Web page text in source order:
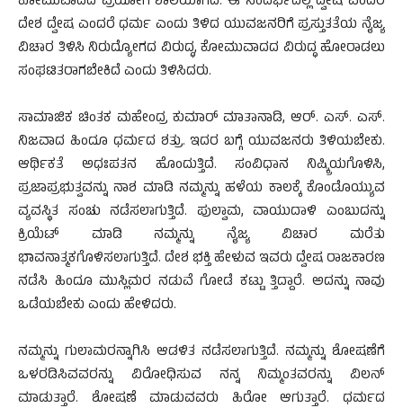
ದೇಶ ದ್ವೇಷ ಎಂದರೆ ಧರ್ಮ ಎಂದು ತಿಳಿದ ಯುವಜನರಿಗೆ ಪ್ರಸ್ತುತತೆಯ ನೈಜ್ಯ
ವಿಚಾರ ತಿಳಿಸಿ ನಿರುದ್ಯೋಗದ ವಿರುದ್ಧ, ಕೋಮುವಾದದ ವಿರುದ್ಧ ಹೋರಾಡಲು
ಸಂಘಟಿತರಾಗಬೇಕಿದೆ ಎಂದು ತಿಳಿಸಿದರು.
ಸಾಮಾಜಿಕ ಚಿಂತಕ ಮಹೇಂದ್ರ ಕುಮಾರ್ ಮಾತಾನಾಡಿ, ಆರ್. ಎಸ್. ಎಸ್.
ನಿಜವಾದ ಹಿಂದೂ ಧರ್ಮದ ಶತ್ರು. ಇದರ ಬಗ್ಗೆ ಯುವಜನರು ತಿಳಿಯಬೇಕು.
ಆರ್ಥಿಕತೆ ಅಧಃಪತನ ಹೊಂದುತ್ತಿದೆ. ಸಂವಿಧಾನ ನಿಷ್ಕ್ರಿಯಗೊಳಿಸಿ,
ಪ್ರಜಾಪ್ರಭುತ್ವವನ್ನು ನಾಶ ಮಾಡಿ ನಮ್ಮನ್ನು ಹಳೆಯ ಕಾಲಕ್ಕೆ ಕೊಂಡೊಯ್ಯುವ
ವ್ಯವಸ್ಥಿತ ಸಂಚು ನಡೆಸಲಾಗುತ್ತಿದೆ. ಪುಲ್ವಾಮ, ವಾಯುದಾಳಿ ಎಂಬುದನ್ನು
ಕ್ರಿಯೆಟ್ ಮಾಡಿ ನಮ್ಮನ್ನು ನೈಜ್ಯ ವಿಚಾರ ಮರೆತು
ಭಾವನಾತ್ಮಕಗೊಳಿಸಲಾಗುತ್ತಿದೆ. ದೇಶ ಭಕ್ತಿ ಹೇಳುವ ಇವರು ದ್ವೇಷ ರಾಜಕಾರಣ
ನಡೆಸಿ ಹಿಂದೂ ಮುಸ್ಲಿಮರ ನಡುವೆ ಗೋಡೆ ಕಟ್ಟು ತ್ತಿದ್ದಾರೆ. ಅದನ್ನು ನಾವು
ಒಡೆಯಬೇಕು ಎಂದು ಹೇಳಿದರು.
ನಮ್ಮನ್ನು ಗುಲಾಮರನ್ನಾಗಿಸಿ ಆಡಳಿತ ನಡೆಸಲಾಗುತ್ತಿದೆ. ನಮ್ಮನ್ನು ಶೋಷಣೆಗೆ
ಒಳರಡಿಸಿವವರನ್ನು ವಿರೋಧಿಸುವ ನನ್ನ ನಿಮ್ಮಂತವರನ್ನು ವಿಲನ್
ಮಾಡುತ್ತಾರೆ. ಶೋಷಣೆ ಮಾಡುವವರು ಹಿರೋ ಆಗುತ್ತಾರೆ. ಧರ್ಮದ